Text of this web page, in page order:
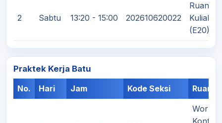
2 Sabtu 13:20 - 15:00 202610620022
Ruang
Kuliah III
(E20)
Praktek Kerja Batu
No.
Hari Jam Kode Seksi